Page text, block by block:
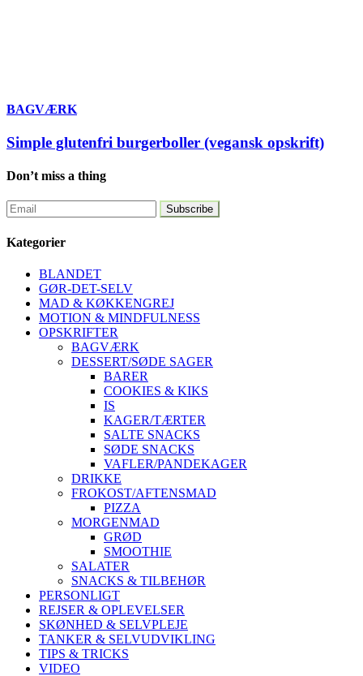
BAGVÆRK
Simple glutenfri burgerboller (vegansk opskrift)
Don’t miss a thing
Kategorier
BLANDET
GØR-DET-SELV
MAD & KØKKENGREJ
MOTION & MINDFULNESS
OPSKRIFTER
BAGVÆRK
DESSERT/SØDE SAGER
BARER
COOKIES & KIKS
IS
KAGER/TÆRTER
SALTE SNACKS
SØDE SNACKS
VAFLER/PANDEKAGER
DRIKKE
FROKOST/AFTENSMAD
PIZZA
MORGENMAD
GRØD
SMOOTHIE
SALATER
SNACKS & TILBEHØR
PERSONLIGT
REJSER & OPLEVELSER
SKØNHED & SELVPLEJE
TANKER & SELVUDVIKLING
TIPS & TRICKS
VIDEO